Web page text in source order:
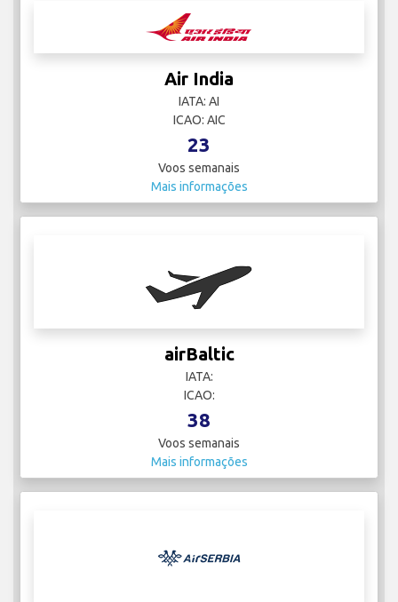
Air India
IATA: AI
ICAO: AIC
23
Voos semanais
Mais informações
airBaltic
IATA:
ICAO:
38
Voos semanais
Mais informações